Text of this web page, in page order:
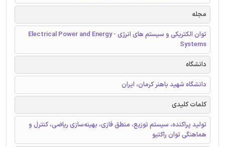
مجله
توان الکتریکی و سیستم های انرژی - Electrical Power and Energy
Systems
دانشگاه
دانشگاه شهید باهنر کرمان، ایران
کلمات کلیدی
تولید پراکنده، سیستم توزیع، منطق فازی، بهینه‌سازی ریاضی، کنترل و
هماهنگی توان راکتیو